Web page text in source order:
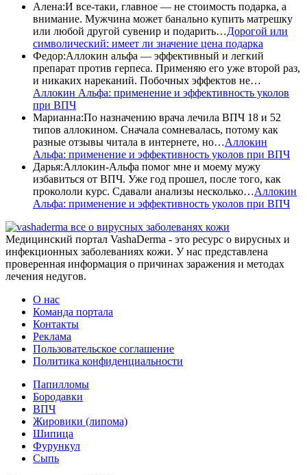
Алена:И все-таки, главное — не стоимость подарка, а
внимание. Мужчина может банально купить матрешку
или любой другой сувенир и подарить…Дорогой или
символический: имеет ли значение цена подарка
Федор:Аллокин альфа — эффективный и легкий
препарат против герпеса. Применяю его уже второй раз,
и никаких нареканий. Побочных эффектов не…
Аллокин Альфа: применение и эффективность уколов
при ВПЧ
Марианна:По назначению врача лечила ВПЧ 18 и 52
типов аллокином. Сначала сомневалась, потому как
разные отзывы читала в интернете, но…Аллокин
Альфа: применение и эффективность уколов при ВПЧ
Дарья:Аллокин-Альфа помог мне и моему мужу
избавиться от ВПЧ. Уже год прошел, после того, как
прокололи курс. Сдавали анализы несколько…Аллокин
Альфа: применение и эффективность уколов при ВПЧ
все о вирусных заболеванях кожи
Медицинский портал VashaDerma - это ресурс о вирусных и
инфекционных заболеваниях кожи. У нас представлена
проверенная информация о причинах заражения и методах
лечения недугов.
О нас
Команда портала
Контакты
Реклама
Пользовательское соглашение
Политика конфиденциальности
Папилломы
Бородавки
ВПЧ
Жировики (липома)
Шипица
Фурункул
Сыпь